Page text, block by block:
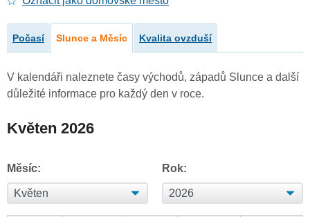
Počasí Slunce a Měsíc Kvalita ovzduší
V kalendáři naleznete časy východů, západů Slunce a další
důležité informace pro každý den v roce.
Květen 2026
Měsíc: Rok: